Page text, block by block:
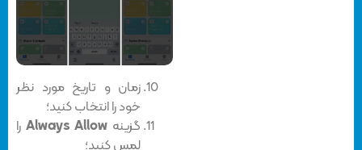
زمان و تاریخ مورد نظر
خود را انتخاب کنید؛
گزینه‌Always Allow را